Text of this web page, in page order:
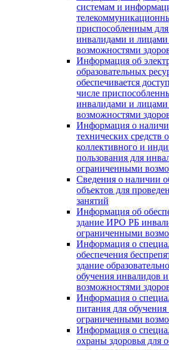
системам и
приспособленным
инвалидами и
возможностями
Информация об
образовательных
обеспечивается
числе
инвалидами и
возможностями
Информация о
технических средств
коллективного и
пользования для
ограниченными
Сведения о наличии
объектов для
занятий
Информация об
здание ИРО РБ
ограниченными
Информация о
обеспечения
здание
обучения инвалидов
возможностями
Информация о
питания для
ограниченными
Информация о
охраны здоровья для